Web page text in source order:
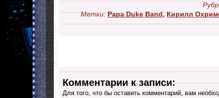
Метки: Papa Duke Band,Кирилл
Комментарии к записи:
Для того, что бы оставить комментарий, вам